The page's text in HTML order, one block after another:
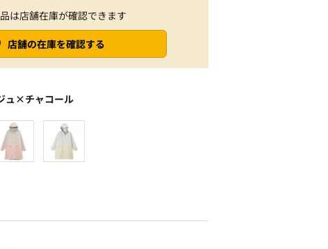
は店舗在庫が確認できます
店舗の在庫を確認する
ュ×チャコール